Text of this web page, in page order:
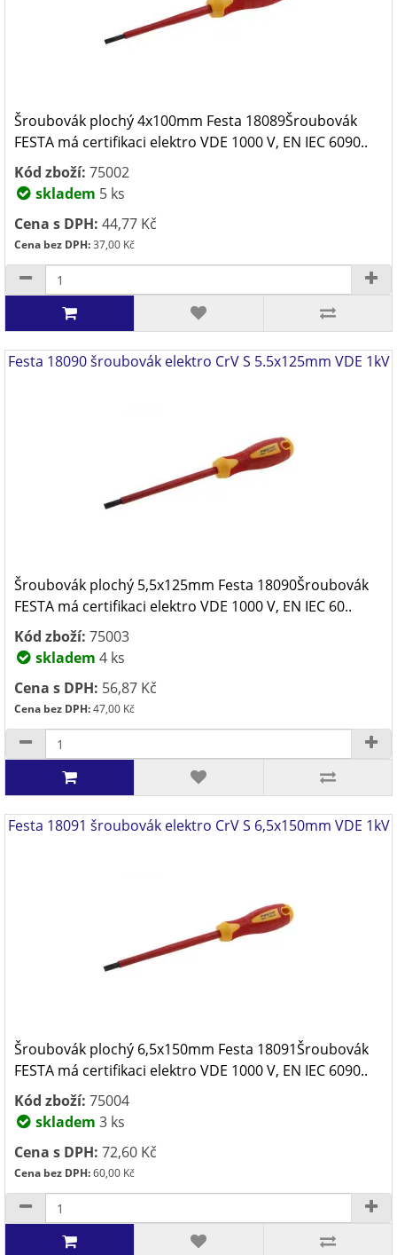
Šroubovák plochý 4x100mm Festa 18089Šroubovák
FESTA má certifikaci elektro VDE 1000 V, EN IEC 6090..
Kód zboží: 75002
skladem 5 ks
Cena s DPH: 44,77 Kč
Cena bez DPH:37,00 Kč
Festa 18090 šroubovák elektro CrV S 5.5x125mm VDE 1kV
Šroubovák plochý 5,5x125mm Festa 18090Šroubovák
FESTA má certifikaci elektro VDE 1000 V, EN IEC 60..
Kód zboží: 75003
skladem 4 ks
Cena s DPH: 56,87 Kč
Cena bez DPH:47,00 Kč
Festa 18091 šroubovák elektro CrV S 6,5x150mm VDE 1kV
Šroubovák plochý 6,5x150mm Festa 18091Šroubovák
FESTA má certifikaci elektro VDE 1000 V, EN IEC 6090..
Kód zboží: 75004
skladem 3 ks
Cena s DPH: 72,60 Kč
Cena bez DPH:60,00 Kč